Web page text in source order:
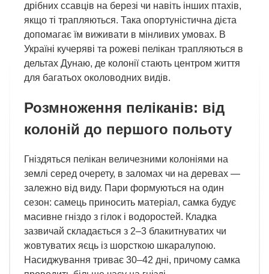
дрібних ссавців на березі чи навіть інших птахів,
якщо ті трапляються. Така опортуністична дієта
допомагає їм виживати в мінливих умовах. В
Україні кучеряві та рожеві пелікан трапляються в
дельтах Дунаю, де колонії стають центром життя
для багатьох околоводних видів.
Розмноження пеліканів: від
колоній до першого польоту
Гніздяться пелікан величезними колоніями на
землі серед очерету, в заломах чи на деревах —
залежно від виду. Пари формуються на один
сезон: самець приносить матеріал, самка будує
масивне гніздо з гілок і водоростей. Кладка
зазвичай складається з 2–3 блакитнуватих чи
жовтуватих яєць із шорсткою шкаралупою.
Насиджування триває 30–42 дні, причому самка